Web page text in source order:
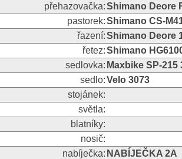
přehazovačka:Shimano Deore
pastorek:Shimano CS-
řazení:Shimano Deore
řetez:Shimano
sedlovka: Maxbike SP-215
sedlo:Velo 3073
stojánek:
světla:
blatníky:
nosič:
nabíječka: NABÍJEČKA 2A